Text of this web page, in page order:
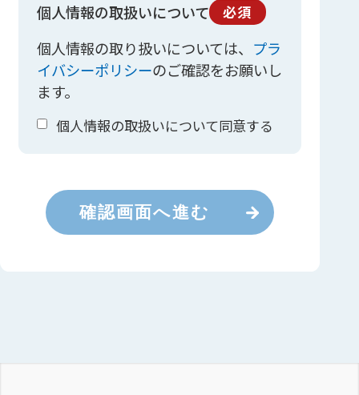
個人情報の取扱いについて 必須
個人情報の取り扱いについては、 プラ
イバシーポリシーのご確認をお願いし
ます。
個人情報の取扱いについて同意する
確認画面へ進む